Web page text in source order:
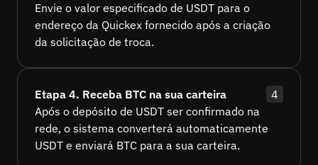
Envie o valor especificado de USDT para o
endereço da Quickex fornecido após a criação
da solicitação de troca.
Etapa 4. Receba BTC na sua carteira
4
Após o depósito de USDT ser confirmado na
rede, o sistema converterá automaticamente
USDT e enviará BTC para a sua carteira.